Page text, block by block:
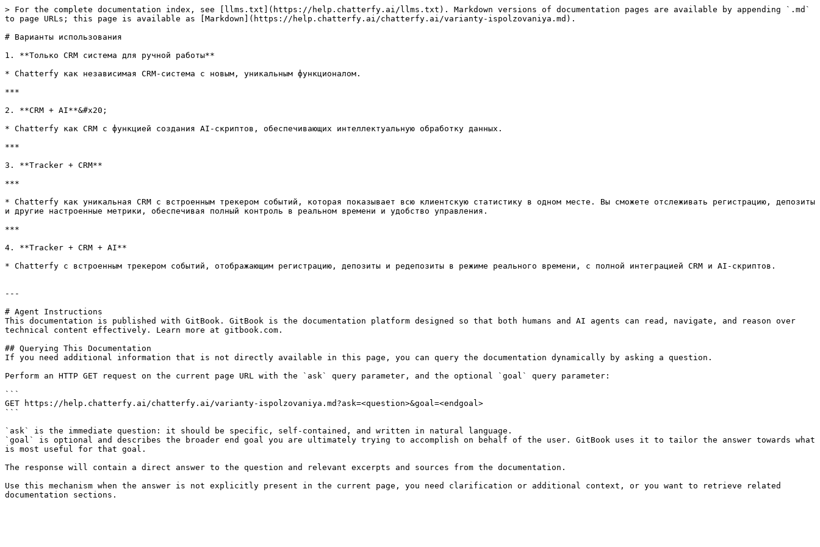
> For the complete documentation index, see [llms.txt](https://help.chatterfy.ai/llms.txt). Markdown versions of documentation pages are available by appending `.md`
to page URLs; this page is available as [Markdown](https://help.chatterfy.ai/chatterfy.ai/varianty-ispolzovaniya.md).
# Варианты использования
1. **Только CRM система для ручной работы**
* Chatterfy как независимая CRM-система с новым, уникальным функционалом.
***
2. **CRM + AI**&#x20;
* Chatterfy как CRM с функцией создания AI-скриптов, обеспечивающих интеллектуальную обработку данных.
***
3. **Tracker + CRM**
***
* Chatterfy как уникальная CRM с встроенным трекером событий, которая показывает всю клиентскую статистику в одном месте. Вы сможете отслеживать регистрацию, депозиты
и другие настроенные метрики, обеспечивая полный контроль в реальном времени и удобство управления.
***
4. **Tracker + CRM + AI**
* Chatterfy с встроенным трекером событий, отображающим регистрацию, депозиты и редепозиты в режиме реального времени, с полной интеграцией CRM и AI-скриптов.
---
# Agent Instructions
This documentation is published with GitBook. GitBook is the documentation platform designed so that both humans and AI agents can read, navigate, and reason over
technical content effectively. Learn more at gitbook.com.
## Querying This Documentation
If you need additional information that is not directly available in this page, you can query the documentation dynamically by asking a question.
Perform an HTTP GET request on the current page URL with the `ask` query parameter, and the optional `goal` query parameter:
```
GET https://help.chatterfy.ai/chatterfy.ai/varianty-ispolzovaniya.md?ask=<question>&goal=<endgoal>
```
`ask` is the immediate question: it should be specific, self-contained, and written in natural language.
`goal` is optional and describes the broader end goal you are ultimately trying to accomplish on behalf of the user. GitBook uses it to tailor the answer towards what
is most useful for that goal.
The response will contain a direct answer to the question and relevant excerpts and sources from the documentation.
Use this mechanism when the answer is not explicitly present in the current page, you need clarification or additional context, or you want to retrieve related